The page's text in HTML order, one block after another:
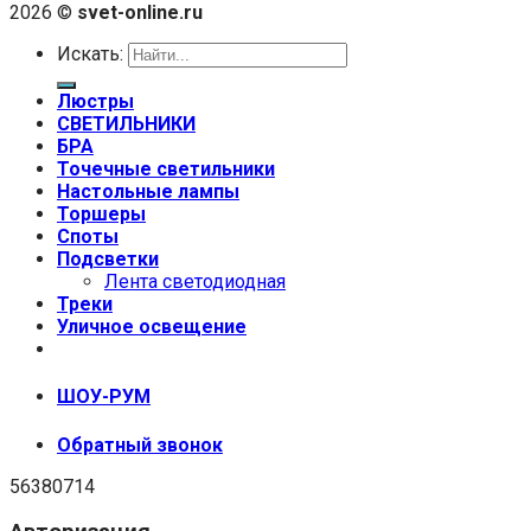
2026 © svet-online.ru
Искать:
Люстры
СВЕТИЛЬНИКИ
БРА
Точечные светильники
Настольные лампы
Торшеры
Споты
Подсветки
Лента светодиодная
Треки
Уличное освещение
ШОУ-РУМ
Обратный звонок
56380714